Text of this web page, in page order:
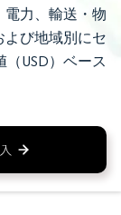
電力、輸送・物
び地域別にセ
USD）ベース